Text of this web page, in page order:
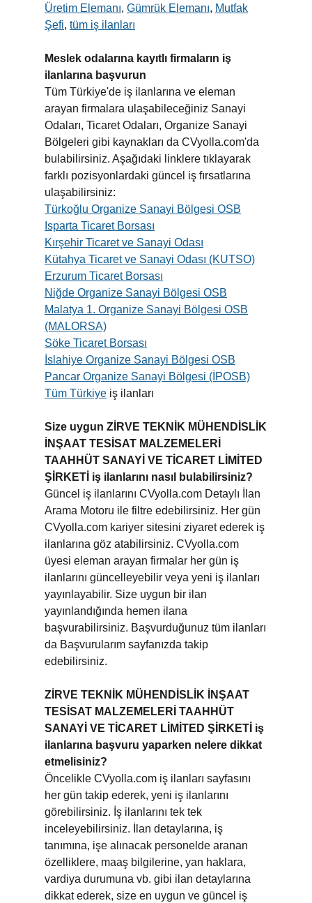
Üretim Elemanı, Gümrük Elemanı, Mutfak
Şefi, tüm iş ilanları
Meslek odalarına kayıtlı firmaların iş
ilanlarına başvurun
Tüm Türkiye'de iş ilanlarına ve eleman
arayan firmalara ulaşabileceğiniz Sanayi
Odaları, Ticaret Odaları, Organize Sanayi
Bölgeleri gibi kaynakları da CVyolla.com'da
bulabilirsiniz. Aşağıdaki linklere tıklayarak
farklı pozisyonlardaki güncel iş fırsatlarına
ulaşabilirsiniz:
Türkoğlu Organize Sanayi Bölgesi OSB
Isparta Ticaret Borsası
Kırşehir Ticaret ve Sanayi Odası
Kütahya Ticaret ve Sanayi Odası (KUTSO)
Erzurum Ticaret Borsası
Niğde Organize Sanayi Bölgesi OSB
Malatya 1. Organize Sanayi Bölgesi OSB
(MALORSA)
Söke Ticaret Borsası
İslahiye Organize Sanayi Bölgesi OSB
Pancar Organize Sanayi Bölgesi (İPOSB)
Tüm Türkiye iş ilanları
Size uygun ZİRVE TEKNİK MÜHENDİSLİK
İNŞAAT TESİSAT MALZEMELERİ
TAAHHÜT SANAYİ VE TİCARET LİMİTED
ŞİRKETİ iş ilanlarını nasıl bulabilirsiniz?
Güncel iş ilanlarını CVyolla.com Detaylı İlan
Arama Motoru ile filtre edebilirsiniz. Her gün
CVyolla.com kariyer sitesini ziyaret ederek iş
ilanlarına göz atabilirsiniz. CVyolla.com
üyesi eleman arayan firmalar her gün iş
ilanlarını güncelleyebilir veya yeni iş ilanları
yayınlayabilir. Size uygun bir ilan
yayınlandığında hemen ilana
başvurabilirsiniz. Başvurduğunuz tüm ilanları
da Başvurularım sayfanızda takip
edebilirsiniz.
ZİRVE TEKNİK MÜHENDİSLİK İNŞAAT
TESİSAT MALZEMELERİ TAAHHÜT
SANAYİ VE TİCARET LİMİTED ŞİRKETİ iş
ilanlarına başvuru yaparken nelere dikkat
etmelisiniz?
Öncelikle CVyolla.com iş ilanları sayfasını
her gün takip ederek, yeni iş ilanlarını
görebilirsiniz. İş ilanlarını tek tek
inceleyebilirsiniz. İlan detaylarına, iş
tanımına, işe alınacak personelde aranan
özelliklere, maaş bilgilerine, yan haklara,
vardiya durumuna vb. gibi ilan detaylarına
dikkat ederek, size en uygun ve güncel iş